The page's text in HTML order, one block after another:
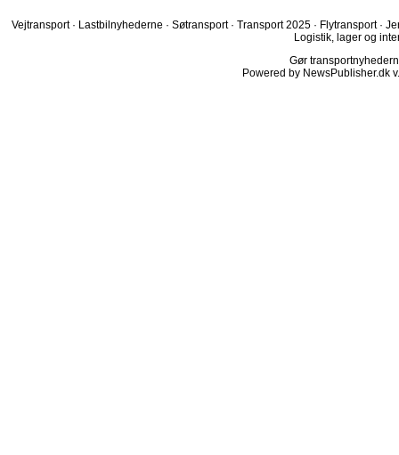
Vejtransport · Lastbilnyhederne · Søtransport · Transport 2025 · Flytransport ·
Logistik, lager og
Gør
Powered by NewsPublisher.dk